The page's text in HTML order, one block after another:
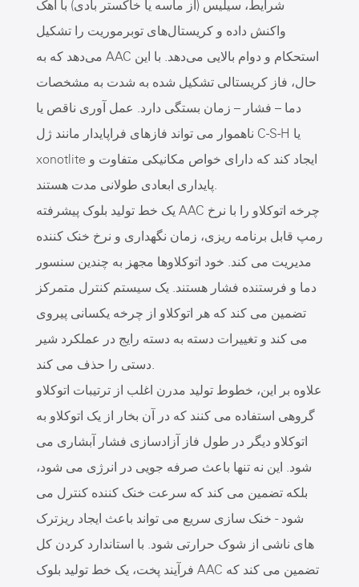
شرایط، سیلیس (از ماسه یا خاکستر بادی) با آهک
واکنش داده و کریستال‌های توبرموریت را تشکیل
می‌دهد که به AAC استحکام و دوام بالایی می‌دهد. با این
حال، فاز کریستالی تشکیل شده به شدت به مشخصات
دما – فشار – زمان بستگی دارد. عمل آوری ناقص یا
ناهموار می تواند فازهای فراپایدار مانند ژل C-S-H یا
xonotlite ایجاد کند که دارای خواص مکانیکی متفاوت و
پایداری ابعادی طولانی مدت هستند.
یک خط تولید بلوک پیشرفته AAC چرخه اتوکلاو را با نرخ
رمپ قابل برنامه ریزی، زمان نگهداری و نرخ خنک کننده
مدیریت می کند. خود اتوکلاوها مجهز به چندین سنسور
دما و فرستنده فشار هستند. یک سیستم کنترل متمرکز
تضمین می کند که هر اتوکلاو از چرخه یکسانی پیروی
می کند و تغییرات دسته به دسته رایج در عملکرد شیر
دستی را حذف می کند.
علاوه بر این، خطوط تولید مدرن اغلب از ترتیبات اتوکلاو
گروهی استفاده می کنند که در آن بخار از یک اتوکلاو به
اتوکلاو دیگر در طول فاز آزادسازی فشار آبشاری می
شود. این نه تنها باعث صرفه جویی در انرژی می شود،
بلکه تضمین می کند که سرعت خنک کننده کنترل می
شود - خنک سازی سریع می تواند باعث ایجاد ریزترک
های ناشی از شوک حرارتی شود. با استاندارد کردن کل
فرآیند پخت، یک خط تولید بلوک AAC تضمین می کند که